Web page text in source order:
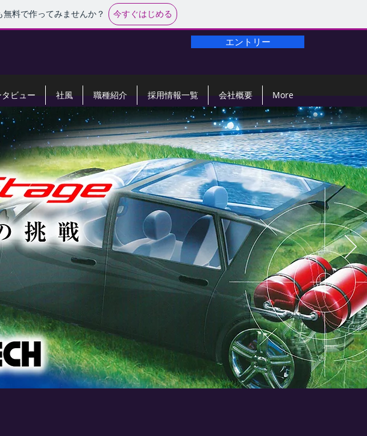
料で作ってみませんか？ 今すぐはじめる
エントリー
ビュー 社風 職種紹介 採用情報一覧 会社概要 More